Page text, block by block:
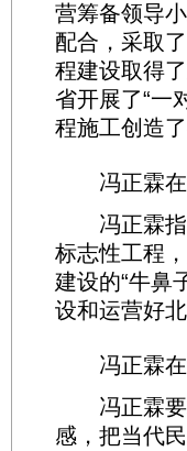
营筹备领导
配合，采取
程建设取得
省开展了“一
程施工创造
冯正霖在
冯正霖指
标志性工程
建设的“牛鼻
设和运营好
冯正霖在
冯正霖要
感，把当代